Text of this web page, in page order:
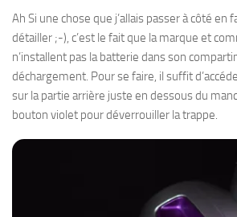
Ah Si une chose que j’allais passer à côté en
détailler ;-), c’est le fait que la marque et
n’installent pas la batterie dans son
déchargement. Pour se faire, il suffit
sur la partie arrière juste en dessous du
bouton violet pour déverrouiller la trappe.